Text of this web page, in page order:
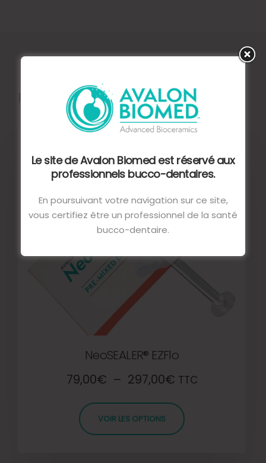
Produits similaires
NeoSEALER® EZFlo
79,00€ – 297,00€ TTC
VOIR LES OPTIONS
Le site de Avalon Biomed est réservé aux
professionnels bucco-dentaires.
En poursuivant votre navigation sur ce site,
vous certifiez être un professionnel de la santé
bucco-dentaire.